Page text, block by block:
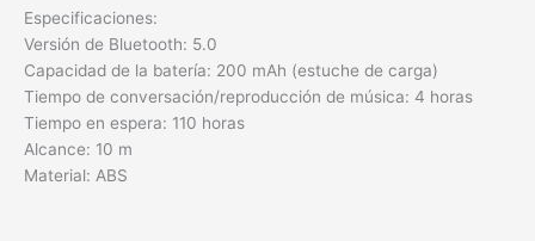
Especificaciones:
Versión de Bluetooth: 5.0
Capacidad de la batería: 200 mAh (estuche de carga)
Tiempo de conversación/reproducción de música: 4 horas
Tiempo en espera: 110 horas
Alcance: 10 m
Material: ABS